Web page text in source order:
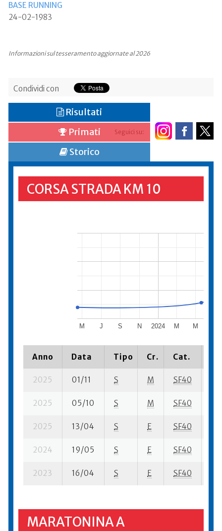
BASE RUNNING
24-02-1983
Informazioni sul tesseramento aggiornate al 2026
Condividi con
Seguici su:
Risultati
Primati
Storico
CORSA STRADA KM 10
2024
M J S N M M
Anno Data Tipo Cr. Cat.
2025 01/11 S M SF40
2025 05/10 S M SF40
2025 13/04 S E SF40
2024 19/05 S E SF40
2023 16/04 S E SF40
MARATONINA A